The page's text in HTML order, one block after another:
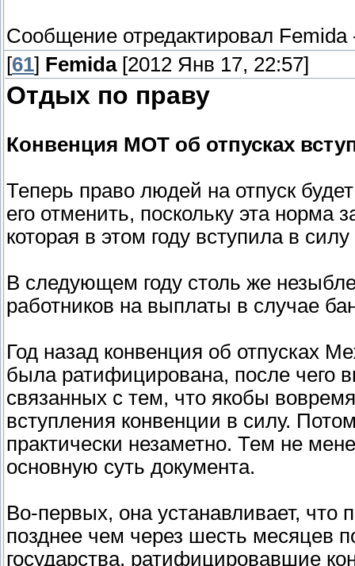
Сообщение отредактировал Femida
[61] Femida[2012 Янв 17, 22:57]
Отдых по праву
Конвенция МОТ об отпусках
Теперь право людей на отпуск
его отменить, поскольку эта норма
которая в этом году вступила в
В следующем году столь же
работников на выплаты в случае
Год назад конвенция об отпусках
была ратифицирована, после чего
связанных с тем, что якобы
вступления конвенции в силу.
практически незаметно. Тем не
основную суть документа.
Во-первых, она устанавливает, что
позднее чем через шесть месяцев
государства, ратифицировавшие